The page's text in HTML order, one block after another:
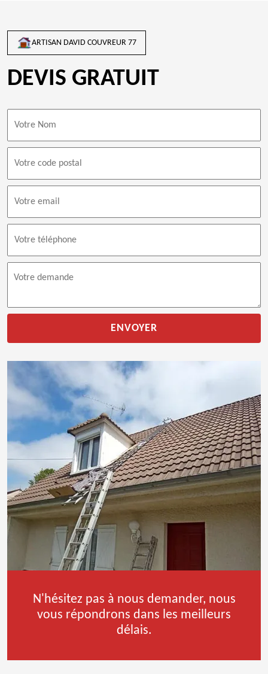
ARTISAN DAVID COUVREUR 77
DEVIS GRATUIT
N'hésitez pas à nous demander, nous
vous répondrons dans les meilleurs
délais.